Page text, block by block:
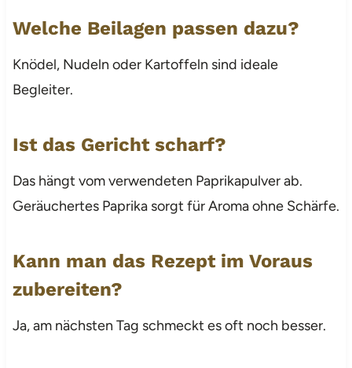
Welche Beilagen passen dazu?
Knödel, Nudeln oder Kartoffeln sind ideale
Begleiter.
Ist das Gericht scharf?
Das hängt vom verwendeten Paprikapulver ab.
Geräuchertes Paprika sorgt für Aroma ohne Schärfe.
Kann man das Rezept im Voraus
zubereiten?
Ja, am nächsten Tag schmeckt es oft noch besser.